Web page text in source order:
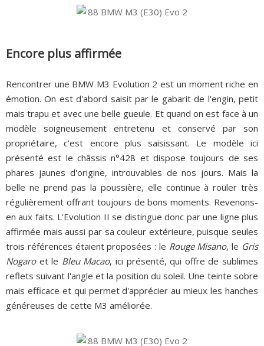
Encore plus affirmée
Rencontrer une BMW M3 Evolution 2 est un moment riche en
émotion. On est d'abord saisit par le gabarit de l'engin, petit
mais trapu et avec une belle gueule. Et quand on est face à un
modèle soigneusement entretenu et conservé par son
propriétaire, c'est encore plus saisissant. Le modèle ici
présenté est le châssis n°428 et dispose toujours de ses
phares jaunes d'origine, introuvables de nos jours. Mais la
belle ne prend pas la poussière, elle continue à rouler très
régulièrement offrant toujours de bons moments. Revenons-
en aux faits. L'Evolution II se distingue donc par une ligne plus
affirmée mais aussi par sa couleur extérieure, puisque seules
trois références étaient proposées : le Rouge Misano, le Gris
Nogaroet le Bleu Macao, ici présenté, qui offre de sublimes
reflets suivant l'angle et la position du soleil. Une teinte sobre
mais efficace et qui permet d'apprécier au mieux les hanches
généreuses de cette M3 améliorée.